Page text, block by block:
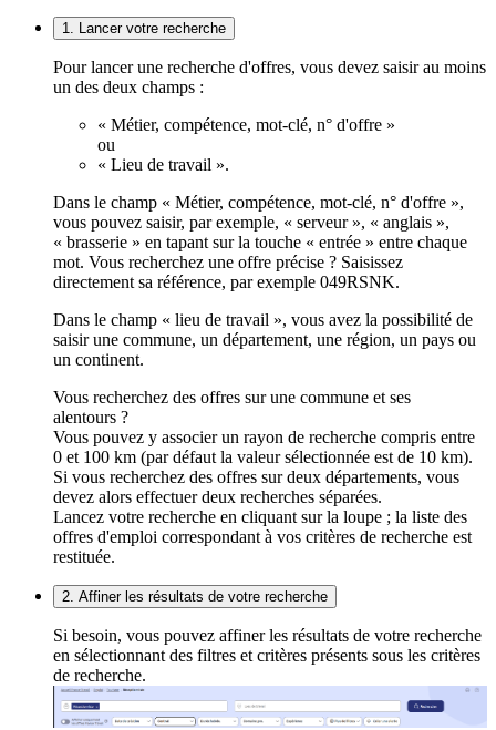
1. Lancer votre recherche
Pour lancer une recherche d'offres, vous devez saisir au moins
un des deux champs :
« Métier, compétence, mot-clé, n° d'offre »
ou
« Lieu de travail ».
Dans le champ « Métier, compétence, mot-clé, n° d'offre »,
vous pouvez saisir, par exemple, « serveur », « anglais »,
« brasserie » en tapant sur la touche « entrée » entre chaque
mot. Vous recherchez une offre précise ? Saisissez
directement sa référence, par exemple 049RSNK.
Dans le champ « lieu de travail », vous avez la possibilité de
saisir une commune, un département, une région, un pays ou
un continent.
Vous recherchez des offres sur une commune et ses
alentours ?
Vous pouvez y associer un rayon de recherche compris entre
0 et 100 km (par défaut la valeur sélectionnée est de 10 km).
Si vous recherchez des offres sur deux départements, vous
devez alors effectuer deux recherches séparées.
Lancez votre recherche en cliquant sur la loupe ; la liste des
offres d'emploi correspondant à vos critères de recherche est
restituée.
2. Affiner les résultats de votre recherche
Si besoin, vous pouvez affiner les résultats de votre recherche
en sélectionnant des filtres et critères présents sous les critères
de recherche.